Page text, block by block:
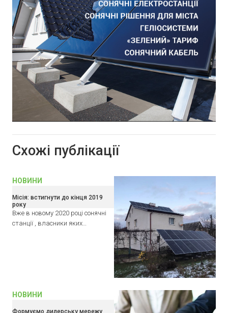
Схожі публікації
НОВИНИ
Місія: встигнути до кінця 2019
року
Вже в новому 2020 році сонячні
станції , власники яких…
НОВИНИ